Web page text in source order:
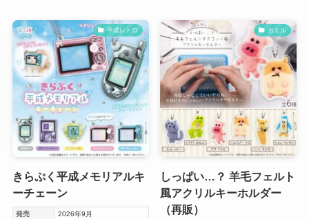
平成レトロ
きらぷく平成メモリアルキ
ーチェーン
発売
2026年9月
カエル
しっぱい…？ 羊毛フェルト
風アクリルキーホルダー
（再販）